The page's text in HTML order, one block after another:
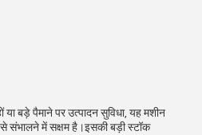
या बड़े पैमाने पर उत्पादन सुविधा, यह मशीन
से संभालने में सक्षम है।इसकी बड़ी स्टॉक